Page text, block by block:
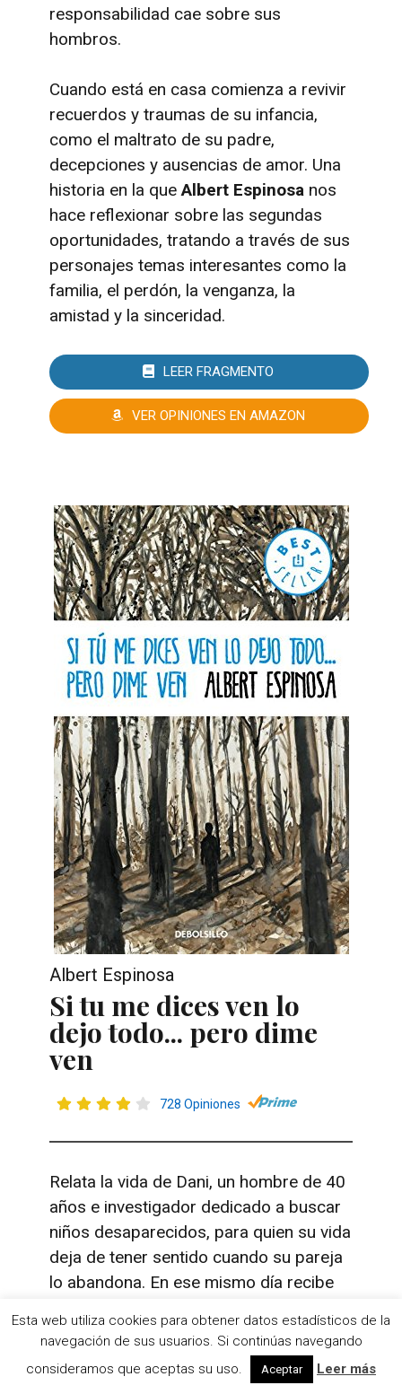
responsabilidad cae sobre sus
hombros.
Cuando está en casa comienza a revivir
recuerdos y traumas de su infancia,
como el maltrato de su padre,
decepciones y ausencias de amor. Una
historia en la queAlbert Espinosa nos
hace reflexionar sobre las segundas
oportunidades, tratando a través de sus
personajes temas interesantes como la
familia, el perdón, la venganza, la
amistad y la sinceridad.
LEER FRAGMENTO
VER OPINIONES EN AMAZON
Albert Espinosa
Si tu me dices ven lo
dejo todo... pero dime
ven
728 Opiniones
Relata la vida de Dani, un hombre de 40
años e investigador dedicado a buscar
niños desaparecidos, para quien su vida
deja de tener sentido cuando su pareja
lo abandona. En ese mismo día recibe
que le pide ayuda, y en ese momento el
caso se convierte en el centro de su
Esta web utiliza cookies para obtener datos estadísticos de la
navegación de sus usuarios. Si continúas navegando
consideramos que aceptas su uso.
Aceptar Leer más